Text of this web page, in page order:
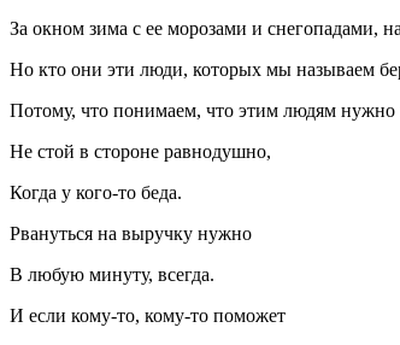
За окном зима с ее морозами и снегопадами,
Но кто они эти люди, которых мы называем
Потому, что понимаем, что этим людям
Не стой в стороне равнодушно,
Когда у кого-то беда.
Рвануться на выручку нужно
В любую минуту, всегда.
И если кому-то, кому-то поможет